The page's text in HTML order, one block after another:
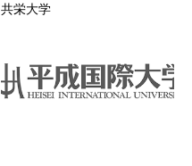
共栄大学